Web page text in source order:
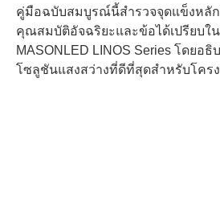
คู่มือฉบับสมบูรณ์นี้สํารวจจุดแข็งหลั
คุณสมบัติอัจฉริยะและข้อได้เปรียบใ
MASONLED LINOS Series โดยอธิ
โซลูชันแสงสว่างที่ดีที่สุดสําหรับโคร